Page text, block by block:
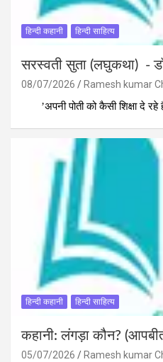
हिन्दी कहानी हिन्दी साहित्य
सरस्वती सुता (लघुकथा) ​- डॉ.
08/07/2026
Ramesh kumar
​’अपनी पोती को कैसी शिक्षा दे रहे हैं
हिन्दी कहानी हिन्दी साहित्य
कहानी: लंगड़ा कौन?
05/07/2026
Ramesh kumar